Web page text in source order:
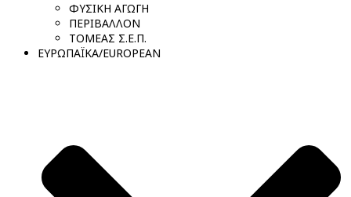
ΦΥΣΙΚΗ ΑΓΩΓΗ
ΠΕΡΙΒΑΛΛΟΝ
ΤΟΜΕΑΣ Σ.Ε.Π.
ΕΥΡΩΠΑΪΚΑ/EUROPEAN